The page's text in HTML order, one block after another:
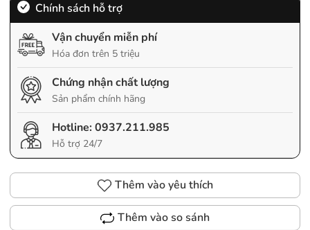
Chính sách hỗ trợ
Vận chuyển miễn phí
Hóa đơn trên 5 triệu
Chứng nhận chất lượng
Sản phẩm chính hãng
Hotline:0937.211.985
Hỗ trợ 24/7
Thêm vào yêu thích
Thêm vào so sánh